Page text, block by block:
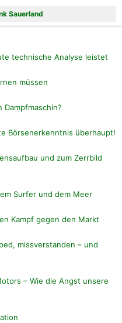
Sauerland
technische Analyse leistet
müssen
Dampfmaschin?
Börsenerkenntnis überhaupt!
und zum Zerrbild
Surfer und dem Meer
Kampf gegen den Markt
missverstanden – und
– Wie die Angst unsere